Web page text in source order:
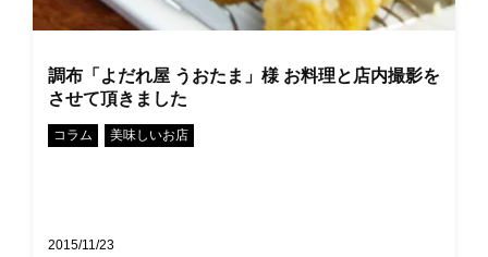
調布「よだれ屋 うおたま」様 お料理と店内撮影を
させて頂きました
コラム 美味しいお店
2015/11/23